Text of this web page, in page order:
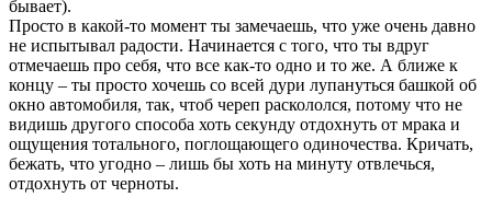
бывает).
Просто в какой-то момент ты замечаешь, что уже очень давно
не испытывал радости. Начинается с того, что ты вдруг
отмечаешь про себя, что все как-то одно и то же. А ближе к
концу – ты просто хочешь со всей дури лупануться башкой об
окно автомобиля, так, чтоб череп раскололся, потому что не
видишь другого способа хоть секунду отдохнуть от мрака и
ощущения тотального, поглощающего одиночества. Кричать,
бежать, что угодно – лишь бы хоть на минуту отвлечься,
отдохнуть от черноты.